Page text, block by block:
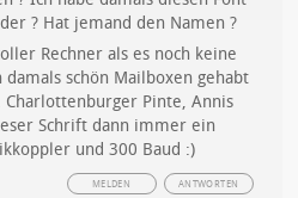
? Hat jemand den Namen ?
Rechner als es noch keine
schön Mailboxen gehabt
Pinte, Annis
Schrift dann immer ein
und 300 Baud :)
ANTWORTEN
MELDEN